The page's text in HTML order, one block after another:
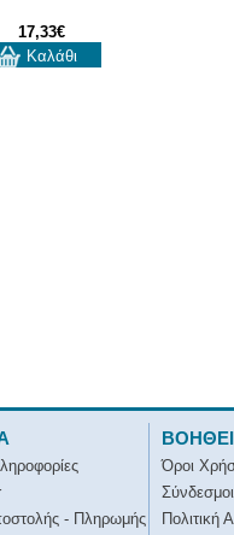
17,33€
Καλάθι
- Πληρωμής
Όροι
Σύνδεσμοι
Πολιτική